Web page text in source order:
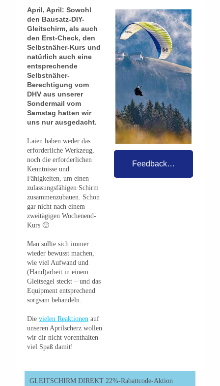
April, April: Sowohl
den Bausatz-DIY-
Gleitschirm, als auch
den Erst-Check, den
Selbstnäher-Kurs und
natürlich auch eine
entsprechende
Selbstnäher-
Berechtigung vom
DHV aus unserer
Sondermail vom
Samstag hatten wir
uns nur ausgedacht.
Laien haben weder das
erforderliche Werkzeug,
noch die erforderlichen
Kenntnisse und
Fähigkeiten, um einen
zulassungsfähigen Schirm
zusammenzubauen. Schon
gar nicht nach einem
zweitägigen Wochenend-
Kurs 🙂
Man sollte sich immer
wieder bewusst machen,
wie viel Aufwand und
(Hand)arbeit in einem
Gleitsegel steckt – und das
Equipment entsprechend
sorgsam behandeln.
Die vielen Reaktionen auf
unseren Aprilscherz wollen
wir dir nicht vorenthalten –
viel Spaß damit!
Feedback…
GLEITSCHIRM DIREKT 22%-Rabattcode-Aktion